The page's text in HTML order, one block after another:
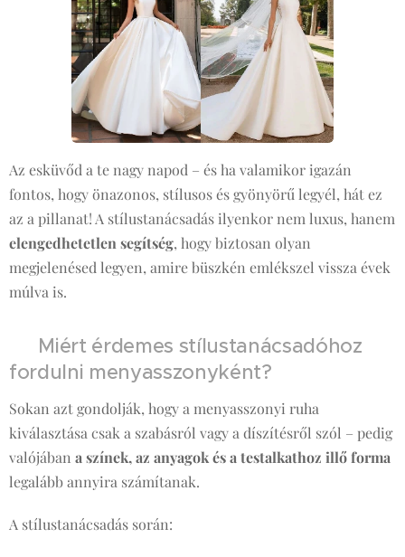
Az esküvőd a te nagy napod – és ha valamikor igazán
fontos, hogy önazonos, stílusos és gyönyörű legyél, hát ez
az a pillanat! A stílustanácsadás ilyenkor nem luxus, hanem
elengedhetetlen segítség, hogy biztosan olyan
megjelenésed legyen, amire büszkén emlékszel vissza évek
múlva is.
👰 Miért érdemes stílustanácsadóhoz
fordulni menyasszonyként?
Sokan azt gondolják, hogy a menyasszonyi ruha
kiválasztása csak a szabásról vagy a díszítésről szól – pedig
valójában a színek, az anyagok és a testalkathoz illő forma
legalább annyira számítanak.
A stílustanácsadás során: